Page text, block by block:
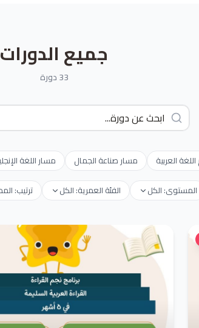
جميع الدورات
33 دورة
العربية مسار صناعة الجمال مسار اللغة
المستوى: الكل الفئة العمرية: الكل ترتيب: